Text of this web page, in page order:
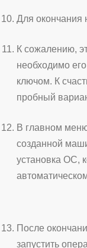
Для окончания
К сожалению,
необходимо
ключом. К
пробный
В главном
созданной
установка ОС,
После
запустить